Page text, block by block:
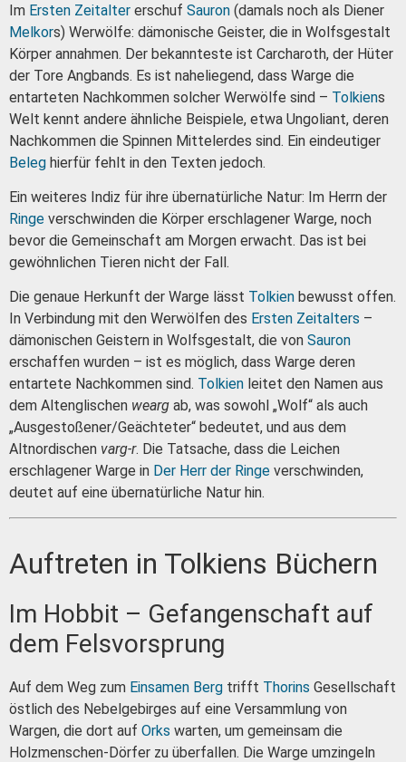
Im Ersten Zeitalter erschuf Sauron (damals noch als Diener
Melkors) Werwölfe: dämonische Geister, die in Wolfsgestalt
Körper annahmen. Der bekannteste ist Carcharoth, der Hüter
der Tore Angbands. Es ist naheliegend, dass Warge die
entarteten Nachkommen solcher Werwölfe sind – Tolkiens
Welt kennt andere ähnliche Beispiele, etwa Ungoliant, deren
Nachkommen die Spinnen Mittelerdes sind. Ein eindeutiger
Beleg hierfür fehlt in den Texten jedoch.
Ein weiteres Indiz für ihre übernatürliche Natur: Im Herrn der
Ringe verschwinden die Körper erschlagener Warge, noch
bevor die Gemeinschaft am Morgen erwacht. Das ist bei
gewöhnlichen Tieren nicht der Fall.
Die genaue Herkunft der Warge lässt Tolkien bewusst offen.
In Verbindung mit den Werwölfen des Ersten Zeitalters –
dämonischen Geistern in Wolfsgestalt, die von Sauron
erschaffen wurden – ist es möglich, dass Warge deren
entartete Nachkommen sind. Tolkien leitet den Namen aus
dem Altenglischen wearg ab, was sowohl „Wolf“ als auch
„Ausgestoßener/Geächteter“ bedeutet, und aus dem
Altnordischen varg-r. Die Tatsache, dass die Leichen
erschlagener Warge in Der Herr der Ringe verschwinden,
deutet auf eine übernatürliche Natur hin.
Auftreten in Tolkiens Büchern
Im Hobbit – Gefangenschaft auf
dem Felsvorsprung
Auf dem Weg zum Einsamen Berg trifft Thorins Gesellschaft
östlich des Nebelgebirges auf eine Versammlung von
Wargen, die dort auf Orks warten, um gemeinsam die
Holzmenschen-Dörfer zu überfallen. Die Warge umzingeln